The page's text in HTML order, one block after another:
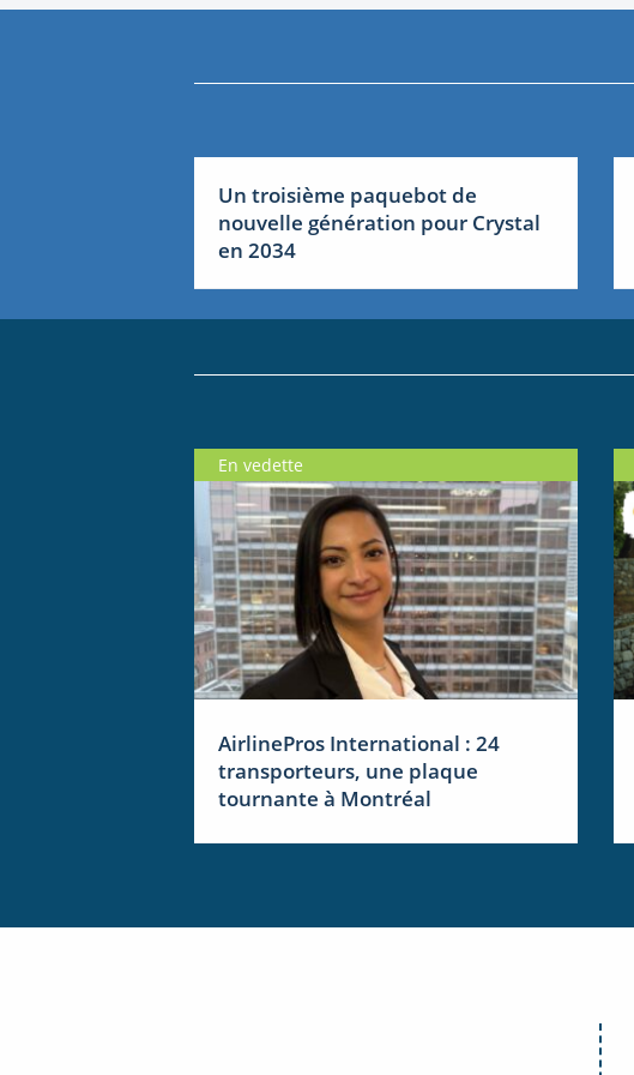
Un troisième paquebot de
nouvelle génération pour Crystal
en 2034
En vedette
AirlinePros International : 24
transporteurs, une plaque
tournante à Montréal